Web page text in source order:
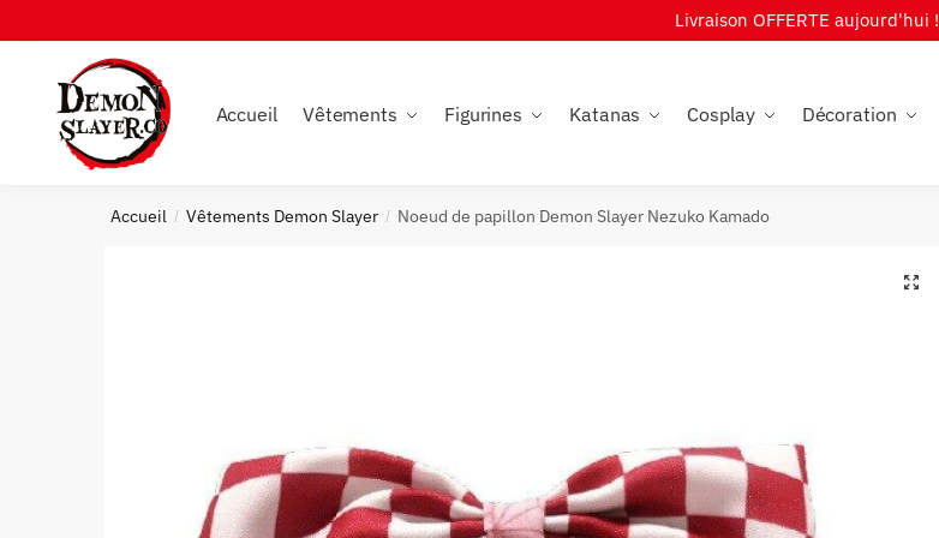
to
navigation
to
Livraison OFFERTE aujourd'hui !
Accueil Vêtements Figurines Katanas Cosplay Décoration
Accueil / Vêtements Demon Slayer / Noeud de papillon Demon Slayer Nezuko Kamado
🔍